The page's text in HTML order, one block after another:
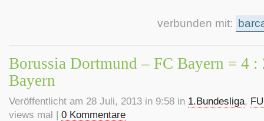
verbunden mit:
Borussia Dortmund – FC Bayern = 4 :
Bayern
Veröffentlicht am 28 Juli, 2013 in 9:58 in 1.Bundesliga,
views mal | 0 Kommentare